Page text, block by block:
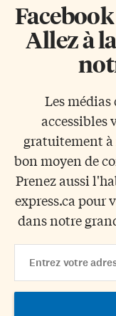
Allez à
Les
accessibles
gratuitement
bon moyen de
Prenez aussi
express.ca pour
dans notre
Address